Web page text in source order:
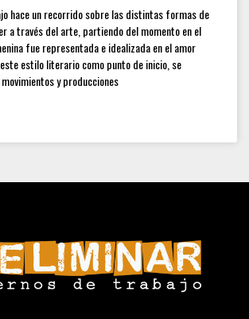
estudiantes y docentes
Hamilton Rodríguez
hace un recorrido sobre las distintas formas de
a través del arte, partiendo del momento en el
fue representada e idealizada en el amor
estilo literario como punto de inicio, se
y producciones